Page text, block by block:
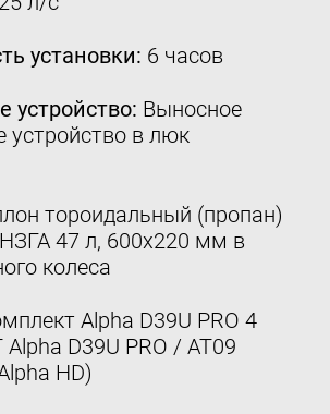
01
нашу рассылку:
установки: 6 часов
устройство: Выносное
устройство в люк
тороидальный (пропан)
47 л, 600х220 мм в
колеса
Alpha D39U PRO 4
D39U PRO / AT09
HD)